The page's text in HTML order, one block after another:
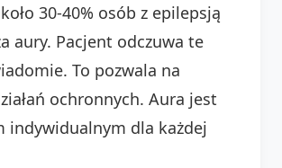
30-40% osób z epilepsją
aury. Pacjent odczuwa te
To pozwala na
ochronnych. Aura jest
indywidualnym dla każdej